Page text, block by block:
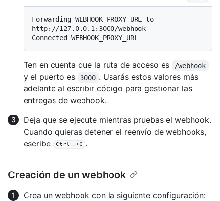
Forwarding WEBHOOK_PROXY_URL to
http://127.0.0.1:3000/webhook
Ten en cuenta que la ruta de acceso es /webhook
y el puerto es 3000 . Usarás estos valores más
adelante al escribir código para gestionar las
entregas de webhook.
Deja que se ejecute mientras pruebas el webhook.
Cuando quieras detener el reenvío de webhooks,
escribe
Ctrl +C .
Creación de un webhook
Crea un webhook con la siguiente configuración: